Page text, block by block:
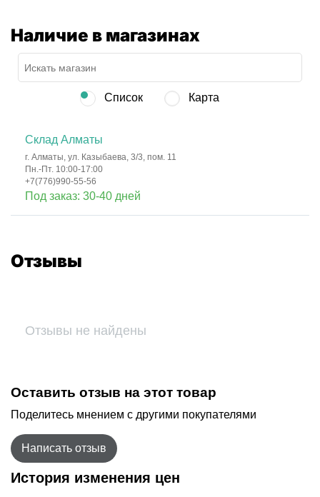
Наличие в магазинах
Список Карта
Склад Алматы
г. Алматы, ул. Казыбаева, 3/3, пом. 11
Пн.-Пт. 10:00-17:00
+7(776)990-55-56
Под заказ: 30-40 дней
Отзывы
Отзывы не найдены
Оставить отзыв на этот товар
Поделитесь мнением с другими покупателями
Написать отзыв
История изменения цен